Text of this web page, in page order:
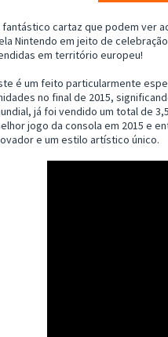
fantástico cartaz que podem ver
Nintendo em jeito de
em território europeu!
é um feito particularmente
no final de 2015,
já foi vendido um total de
jogo da consola em 2015 e
e um estilo artístico único.